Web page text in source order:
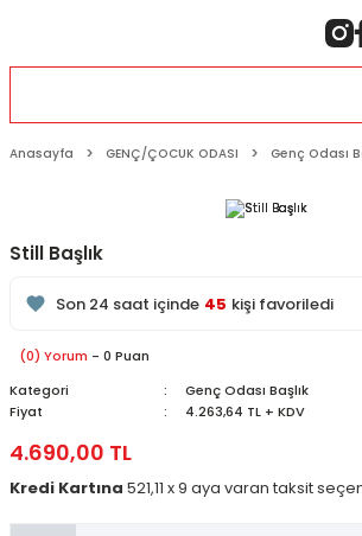
Anasayfa GENÇ/ÇOCUK ODASI Genç Odası
Still Başlık
Son 24 saat içinde 45 kişi favoriledi
179 kişi inceledi
(0) Yorum - 0 Puan
Kategori
Genç Odası Başlık
Fiyat
4.263,64 TL + KDV
4.690,00 TL
Kredi Kartına 521,11 x 9 aya varan taksit